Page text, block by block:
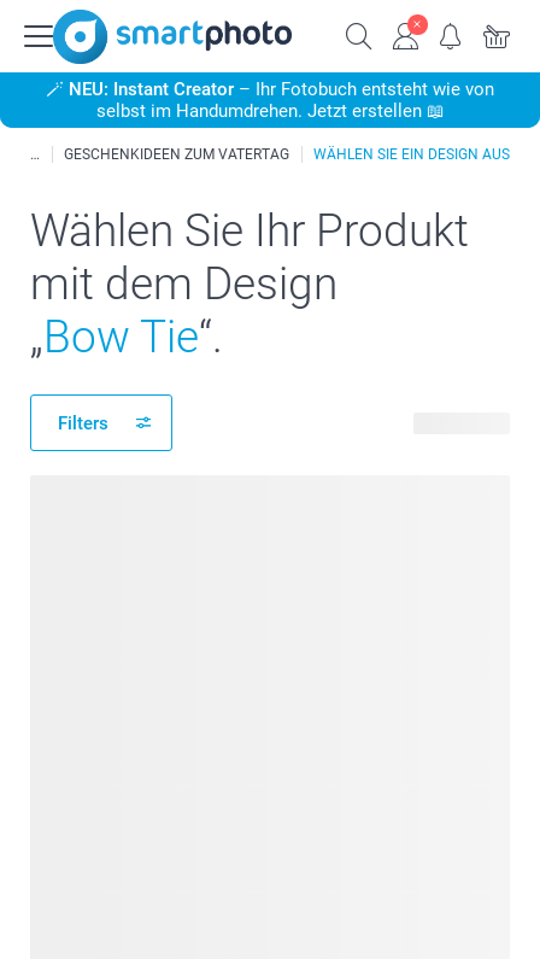
🪄 NEU: Instant Creator – Ihr Fotobuch entsteht wie von
selbst im Handumdrehen. Jetzt erstellen 📖
GESCHENKIDEEN ZUM VATERTAG WÄHLEN SIE EIN DESIGN AUS
Wählen Sie Ihr Produkt
mit dem Design
„Bow Tie“.
Filters